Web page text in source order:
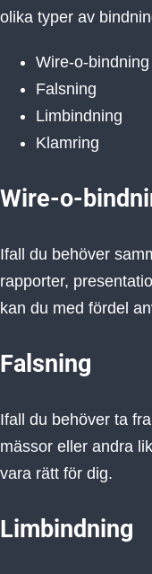
olika typer av
Wire-o-bindning
Falsning
Limbindning
Klamring
Wire-o-
Ifall du behöver
rapporter,
kan du med fördel
Falsning
Ifall du behöver ta
mässor eller andra
vara rätt för dig.
Limbindning